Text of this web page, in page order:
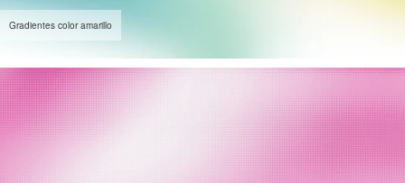
Gradientes color amarillo